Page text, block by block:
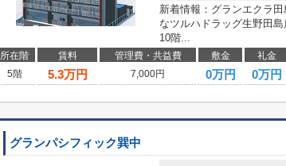
新着情報：グランエクラ
なツルハドラッグ生野田
10階...
所在階 賃料 管理費・共益費 敷金 礼金
5階
5.3万円 7,000円 0万円 0万円
グランパシフィック巽中